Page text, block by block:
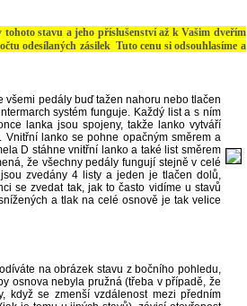
tohoto stavu a jeho příslušenství až k Vašim dveřím
odesílaných zásilek Tuto cenu si odsouhlasíme a
pedály buď tažen nahoru nebo tlačen
systém funguje. Každý list a s ním
lanka jsou spojeny, takže lanko vytváří
lanko se pohne opačným směrem a
D stáhne vnitřní lanko a také list směrem
že všechny pedály fungují stejně v celé
zvedány 4 listy a jeden je tlačen dolů,
se zvedat tak, jak to často vidíme u stavů
a tlak na celé osnově je tak velice
na obrázek stavu z bočního pohledu,
osnova nebyla pružná (třeba v případě, že
když se zmenší vzdálenost mezi předním